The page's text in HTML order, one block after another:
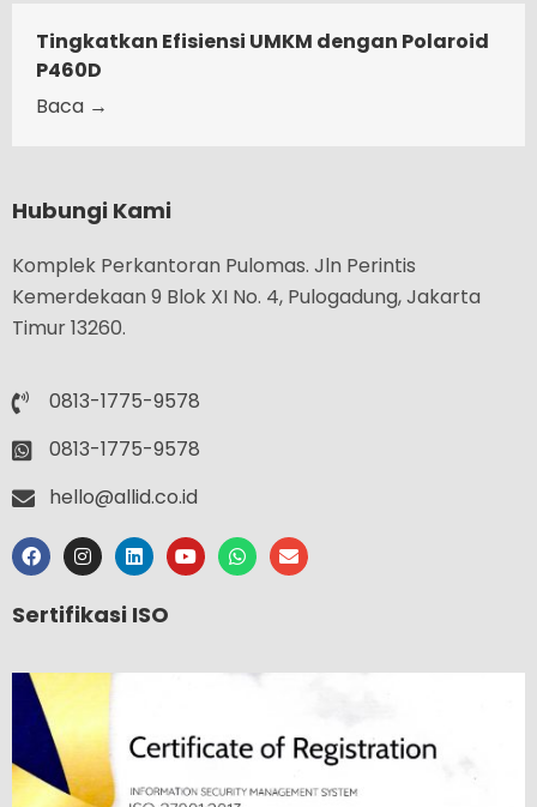
Tingkatkan Efisiensi UMKM dengan Polaroid
P460D
Baca →
Hubungi Kami
Komplek Perkantoran Pulomas. Jln Perintis
Kemerdekaan 9 Blok XI No. 4, Pulogadung, Jakarta
Timur 13260.
0813-1775-9578
0813-1775-9578
hello@allid.co.id
Sertifikasi ISO